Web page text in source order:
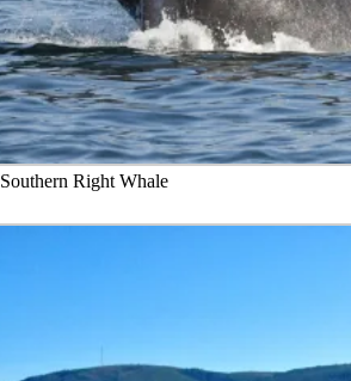
Southern Right Whale